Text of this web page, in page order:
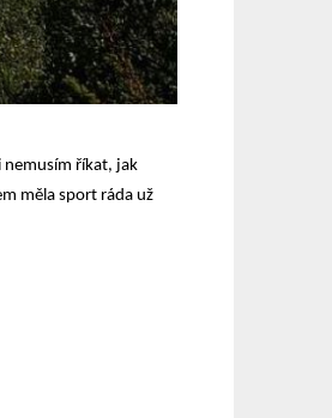
nemusím říkat, jak
měla sport ráda už